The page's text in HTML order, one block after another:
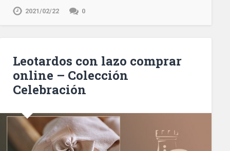
2021/02/22 0
Leotardos con lazo comprar
online – Colección
Celebración